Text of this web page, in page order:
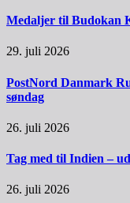
Medaljer til Budokan
29. juli 2026
PostNord Danmark
søndag
26. juli 2026
Tag med til Indien –
26. juli 2026